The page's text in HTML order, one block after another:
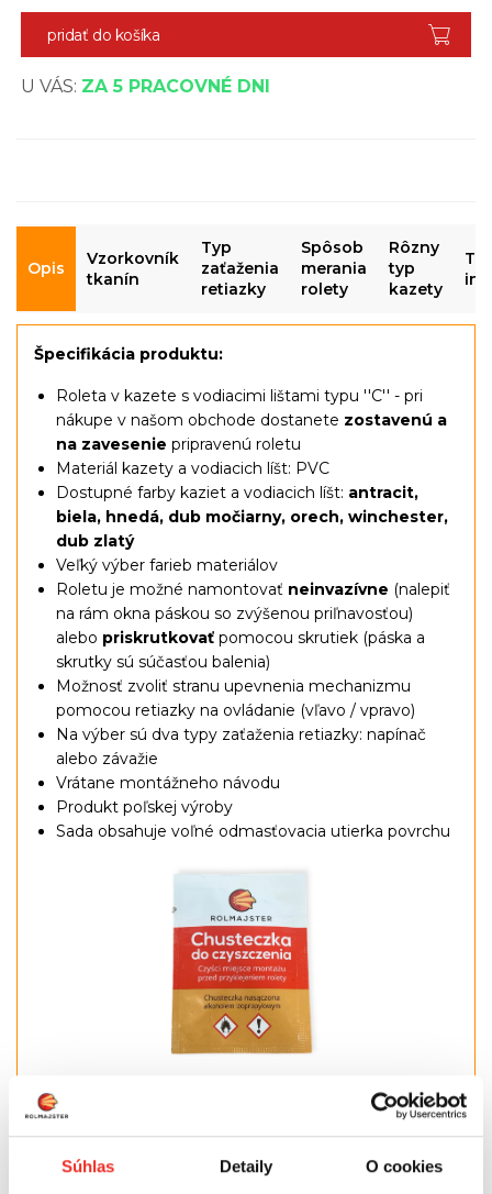
Súhlas Detaily O cookies
pridať do košíka
U VÁS: ZA 5 PRACOVNÉ DNI
Opis
Vzorkovník
tkanín
Typ
zaťaženia
retiazky
Spôsob
merania
rolety
Rôzny
typ
kazety
Špecifikácia produktu:
Roleta v kazete s vodiacimi lištami typu ''C'' - pri
nákupe v našom obchode dostanete zostavenú a
na zavesenie pripravenú roletu
Materiál kazety a vodiacich líšt: PVC
Dostupné farby kaziet a vodiacich líšt: antracit,
biela, hnedá, dub močiarny, orech, winchester,
dub zlatý
Veľký výber farieb materiálov
Roletu je možné namontovať neinvazívne (nalepiť
na rám okna páskou so zvýšenou priľnavosťou)
alebo priskrutkovať pomocou skrutiek (páska a
skrutky sú súčasťou balenia)
Možnosť zvoliť stranu upevnenia mechanizmu
pomocou retiazky na ovládanie (vľavo / vpravo)
Na výber sú dva typy zaťaženia retiazky: napínač
alebo závažie
Vrátane montážneho návodu
Produkt poľskej výroby
Sada obsahuje voľné odmasťovacia utierka povrchu
Výhody produktu:
Kazeta s vodiacimi lištami bola
úplne navrhnutá a